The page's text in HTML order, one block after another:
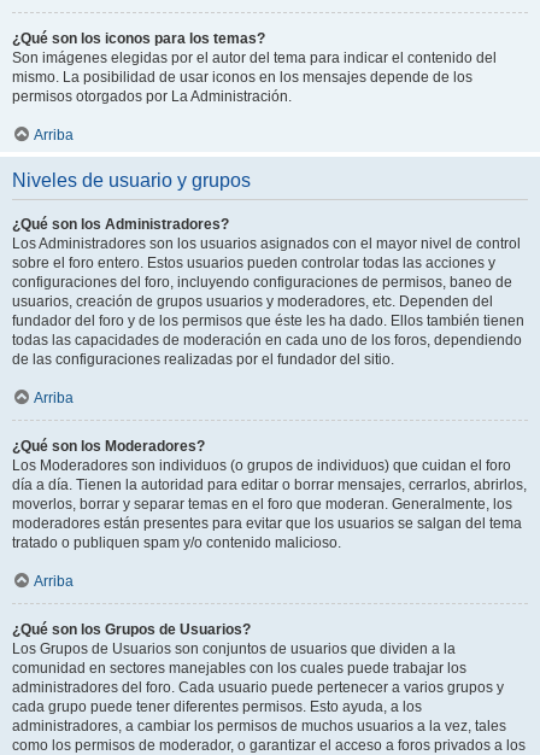
¿Qué son los iconos para los temas?
Son imágenes elegidas por el autor del tema para indicar el contenido del
mismo. La posibilidad de usar iconos en los mensajes depende de los
permisos otorgados por La Administración.
Arriba
Niveles de usuario y grupos
¿Qué son los Administradores?
Los Administradores son los usuarios asignados con el mayor nivel de control
sobre el foro entero. Estos usuarios pueden controlar todas las acciones y
configuraciones del foro, incluyendo configuraciones de permisos, baneo de
usuarios, creación de grupos usuarios y moderadores, etc. Dependen del
fundador del foro y de los permisos que éste les ha dado. Ellos también tienen
todas las capacidades de moderación en cada uno de los foros, dependiendo
de las configuraciones realizadas por el fundador del sitio.
Arriba
¿Qué son los Moderadores?
Los Moderadores son individuos (o grupos de individuos) que cuidan el foro
día a día. Tienen la autoridad para editar o borrar mensajes, cerrarlos, abrirlos,
moverlos, borrar y separar temas en el foro que moderan. Generalmente, los
moderadores están presentes para evitar que los usuarios se salgan del tema
tratado o publiquen spam y/o contenido malicioso.
Arriba
¿Qué son los Grupos de Usuarios?
Los Grupos de Usuarios son conjuntos de usuarios que dividen a la
comunidad en sectores manejables con los cuales puede trabajar los
administradores del foro. Cada usuario puede pertenecer a varios grupos y
cada grupo puede tener diferentes permisos. Esto ayuda, a los
administradores, a cambiar los permisos de muchos usuarios a la vez, tales
como los permisos de moderador, o garantizar el acceso a foros privados a los